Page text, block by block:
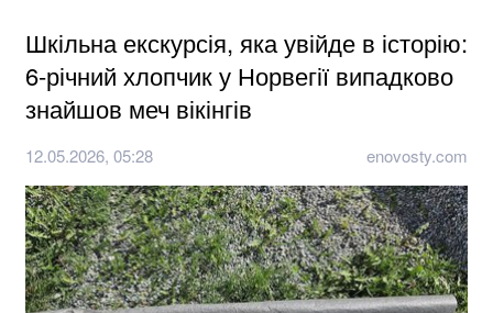
Шкільна екскурсія, яка увійде в історію:
6-річний хлопчик у Норвегії випадково
знайшов меч вікінгів
12.05.2026, 05:28 enovosty.com